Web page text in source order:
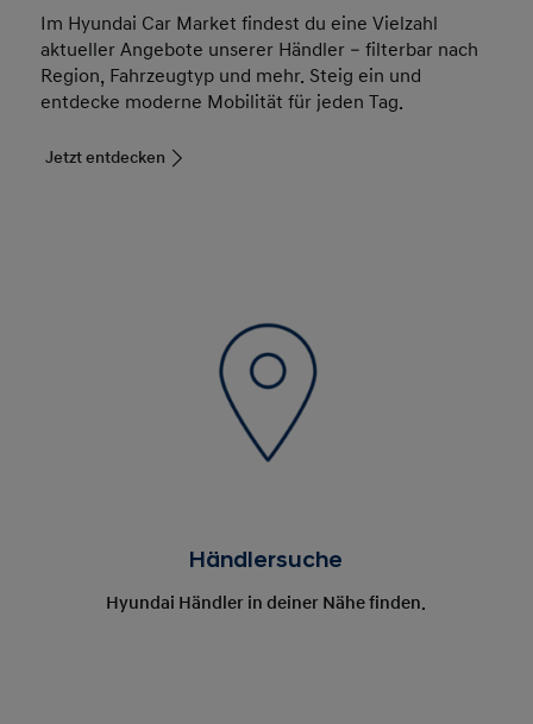
Im Hyundai Car Market findest du eine Vielzahl
aktueller Angebote unserer Händler – filterbar nach
Region, Fahrzeugtyp und mehr. Steig ein und
entdecke moderne Mobilität für jeden Tag.
Jetzt entdecken
Händlersuche
Hyundai Händler in deiner Nähe finden.